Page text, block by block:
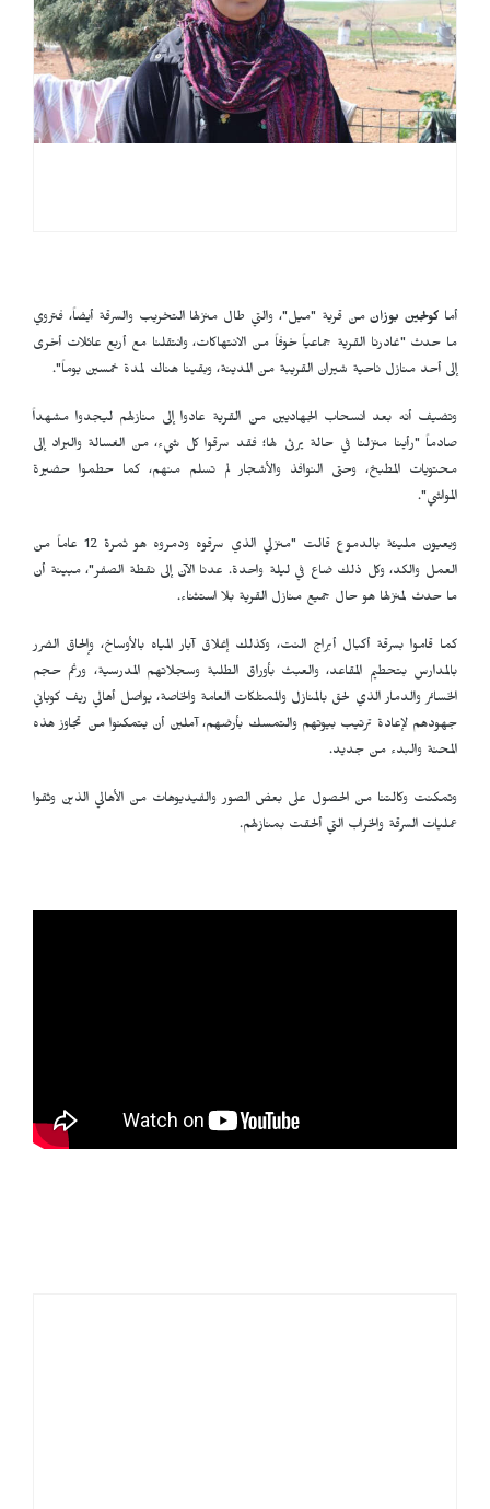
أما كولجين بوزانمن قرية "ميل"، والتي طال منزلها التخريب والسرقة أيضاً، فتروي
ما حدث "غادرنا القرية جماعياً خوفاً من الانتهاكات، وانتقلنا مع أربع عائلات أخرى
إلى أحد منازل ناحية شيران القريبة من المدينة، وبقينا هناك لمدة خمسين يوماً".
وتضيف أنه بعد انسحاب الجهاديين من القرية عادوا إلى منازلهم ليجدوا مشهداً
صادماً "رأينا منزلنا في حالة يرثى لها؛ فقد سرقوا كل شيء، من الغسالة والبراد إلى
محتويات المطبخ، وحتى النوافذ والأشجار لم تسلم منهم، كما حطموا حضيرة
المواشي".
وبعيون مليئة بالدموع قالت "منزلي الذي سرقوه ودمروه هو ثمرة 12 عاماً من
العمل والكد، وكل ذلك ضاع في ليلة واحدة. عدنا الآن إلى نقطة الصفر"، مبينة أن
ما حدث لمنزلها هو حال جميع منازل القرية بلا استثناء.
كما قاموا بسرقة أكبال أبراج النت، وكذلك إغلاق آبار المياه بالأوساخ، وإلحاق الضرر
بالمدارس بتحطيم المقاعد، والعبث بأوراق الطلبة وسجلاتهم المدرسية، ورغم حجم
الخسائر والدمار الذي لحق بالمنازل والممتلكات العامة والخاصة، يواصل أهالي ريف كوباني
جهودهم لإعادة ترتيب بيوتهم والتمسك بأرضهم، آملين أن يتمكنوا من تجاوز هذه
المحنة والبدء من جديد.
وتمكنت وكالتنا من الحصول على بعض الصور والفيديوهات من الأهالي الذين وثقوا
عمليات السرقة والخراب التي ألحقت بمنازلهم.